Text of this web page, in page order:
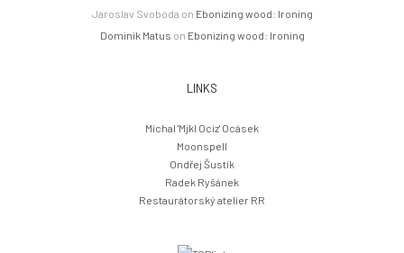
Jaroslav Svoboda on Ebonizing wood: Ironing
Dominik Matus on Ebonizing wood: Ironing
LINKS
Michal 'Mjkl Ociz' Ocásek
Moonspell
Ondřej Šustík
Radek Ryšánek
Restaurátorský atelier RR